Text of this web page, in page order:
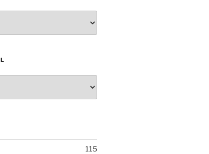
115